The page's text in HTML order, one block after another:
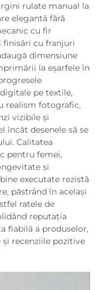
rulate manual la
elegantă fără
cu fir
finisări cu franjuri
dimensiune
la eșarfele în
pe textile,
realism fotografic,
vizibile și
încât desenele să se
Calitatea
pentru femei,
și
executate rezistă
păstrând în același
ratele de
reputația
fiabilă a produselor,
recenziile pozitive